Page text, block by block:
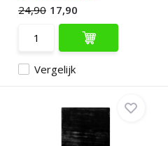
Vergelijk
24,90 17,90